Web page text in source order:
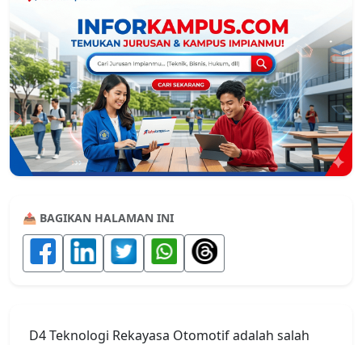
📤 BAGIKAN HALAMAN INI
D4 Teknologi Rekayasa Otomotif adalah salah